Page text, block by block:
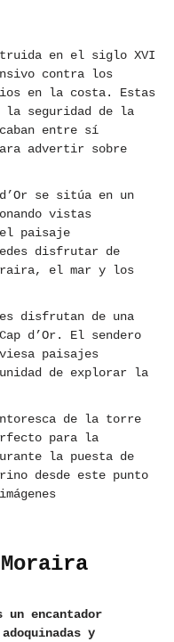
en el siglo XVI
contra los
en la costa. Estas
la seguridad de la
entre sí
advertir sobre
se sitúa en un
vistas
paisaje
disfrutar de
el mar y los
disfrutan de una
d’Or. El sendero
paisajes
de explorar la
de la torre
para la
la puesta de
desde este punto
un encantador
y